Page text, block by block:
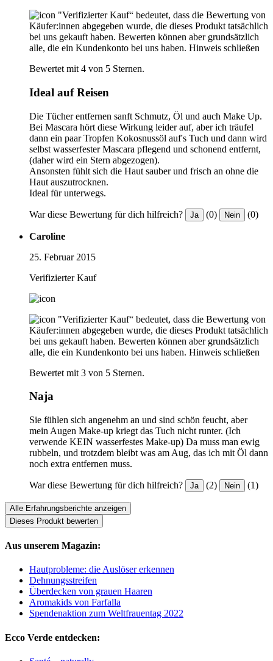
"Verifizierter Kauf“ bedeutet, dass die Bewertung von
Käufer:innen abgegeben wurde, die dieses Produkt tatsächlich
bei uns gekauft haben. Bewerten können aber grundsätzlich
alle, die ein Kundenkonto bei uns haben. Hinweis schließen
Bewertet mit 4 von 5 Sternen.
Ideal auf Reisen
Die Tücher entfernen sanft Schmutz, Öl und auch Make Up.
Bei Mascara hört diese Wirkung leider auf, aber ich träufel
dann ein paar Tropfen Kokosnussöl auf's Tuch und dann wird
selbst wasserfester Mascara pflegend und schonend entfernt,
(daher wird ein Stern abgezogen).
Ansonsten fühlt sich die Haut sauber und frisch an ohne die
Haut auszutrocknen.
Ideal für unterwegs.
War diese Bewertung für dich hilfreich? Ja (0) Nein (0)
Caroline
25. Februar 2015
Verifizierter Kauf
"Verifizierter Kauf“ bedeutet, dass die Bewertung von
Käufer:innen abgegeben wurde, die dieses Produkt tatsächlich
bei uns gekauft haben. Bewerten können aber grundsätzlich
alle, die ein Kundenkonto bei uns haben. Hinweis schließen
Bewertet mit 3 von 5 Sternen.
Naja
Sie fühlen sich angenehm an und sind schön feucht, aber
mein Augen Make-up kriegt das Tuch nicht runter. (Ich
verwende KEIN wasserfestes Make-up) Da muss man ewig
rubbeln, und trotzdem bleibt was am Aug, das ich mit Öl dann
noch extra entfernen muss.
War diese Bewertung für dich hilfreich? Ja (2) Nein (1)
Alle Erfahrungsberichte anzeigen
Dieses Produkt bewerten
Aus unserem Magazin:
Hautprobleme: die Auslöser erkennen
Dehnungsstreifen
Überdecken von grauen Haaren
Aromakids von Farfalla
Spendenaktion zum Weltfrauentag 2022
Ecco Verde entdecken: